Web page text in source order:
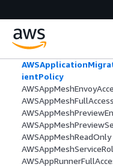
licy
ientPolicy
AWSAppMeshFullAccess
AWSAppMeshReadOnly